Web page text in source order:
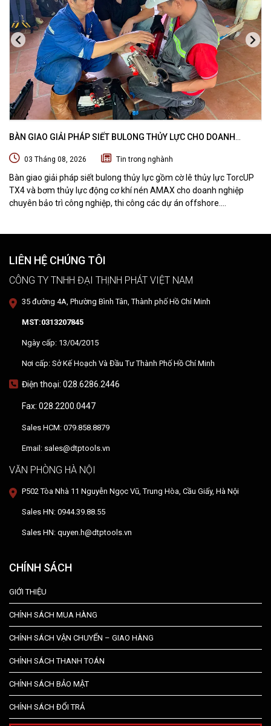
BÀN GIAO GIẢI PHÁP SIẾT BULONG THỦY LỰC CHO DOANH
03 Tháng 08, 2026 Tin trong nghành
Bàn giao giải pháp siết bulong thủy lực gồm cờ lê thủy lực TorcUP
TX4 và bơm thủy lực động cơ khí nén AMAX cho doanh nghiệp
chuyên bảo trì công nghiệp, thi công các dự án offshore.
LIÊN HỆ CHÚNG TÔI
CÔNG TY TNHH ĐẠI THỊNH PHÁT VIỆT NAM
35 đường 4A, Phường Bình Tân, Thành phố Hồ Chí Minh
MST:0313207845
Ngày cấp: 13/04/2015
Nơi cấp: Sở Kế Hoạch Và Đầu Tư Thành Phố Hồ Chí Minh
Điện thoại: 028.6286.2446
Fax: 028.2200.0447
Sales HCM: 079.858.8879
Email: sales@dtptools.vn
VĂN PHÒNG HÀ NỘI
P502 Tòa Nhà 11 Nguyễn Ngọc Vũ, Trung Hòa, Cầu Giấy, Hà Nội
Sales HN: 0944.39.88.55
Sales HN: quyen.h@dtptools.vn
CHÍNH SÁCH
GIỚI THIỆU
CHÍNH SÁCH MUA HÀNG
CHÍNH SÁCH VẬN CHUYỂN – GIAO HÀNG
CHÍNH SÁCH THANH TOÁN
CHÍNH SÁCH BẢO MẬT
CHÍNH SÁCH ĐỔI TRẢ